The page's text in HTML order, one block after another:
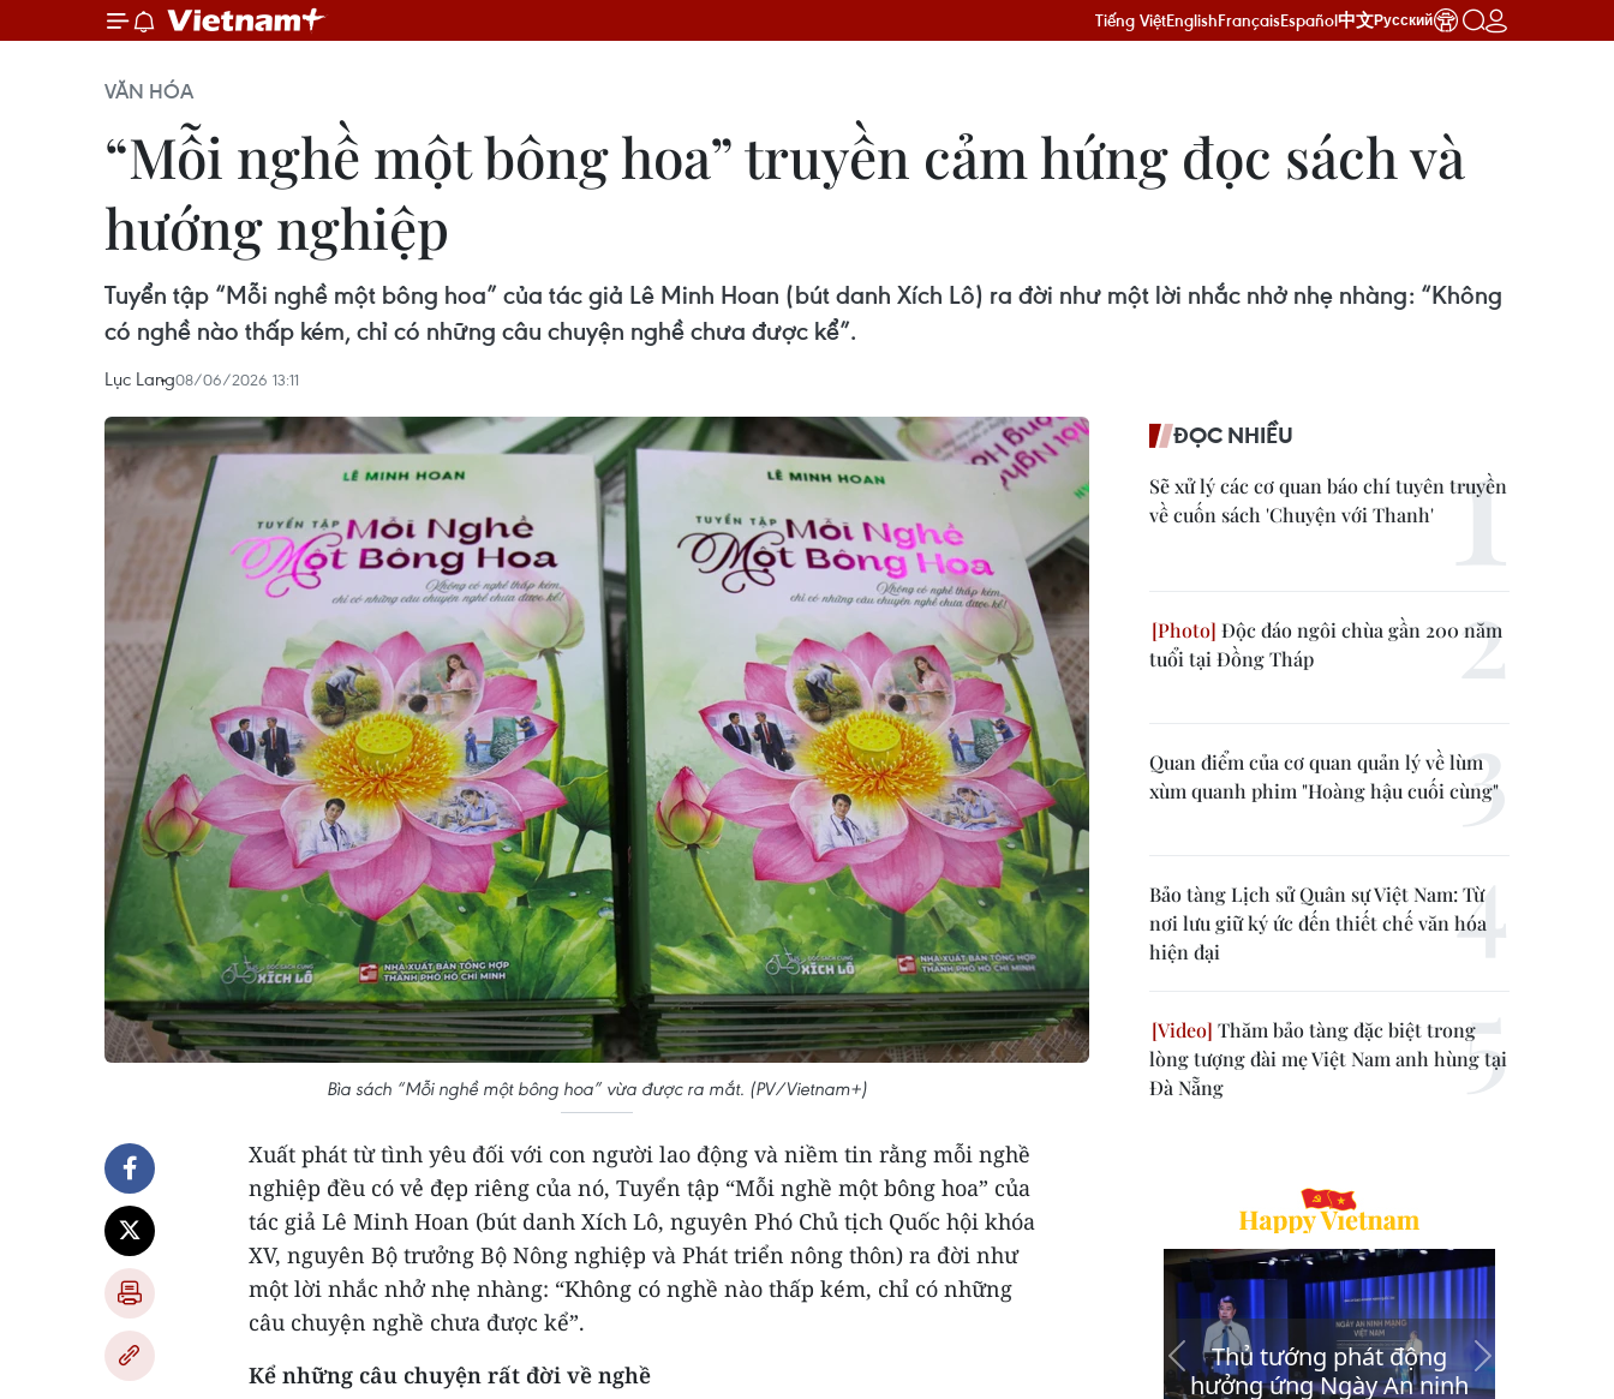
Tiếng ViệtEnglishFrançaisEspañol中文Русский
VĂN HÓA
“Mỗi nghề một bông hoa” truyền cảm hứng đọc sách và
hướng nghiệp
Tuyển tập “Mỗi nghề một bông hoa” của tác giả Lê Minh Hoan (bút danh Xích Lô) ra đời như một lời nhắc nhở nhẹ nhàng: “Không
có nghề nào thấp kém, chỉ có những câu chuyện nghề chưa được kể”.
Lục Lang08/06/2026 13:11
Bìa sách “Mỗi nghề một bông hoa” vừa được ra mắt. (PV/Vietnam+)
Xuất phát từ tình yêu đối với con người lao động và niềm tin rằng mỗi nghề
nghiệp đều có vẻ đẹp riêng của nó, Tuyển tập “Mỗi nghề một bông hoa” của
tác giả Lê Minh Hoan (bút danh Xích Lô, nguyên Phó Chủ tịch Quốc hội khóa
XV, nguyên Bộ trưởng Bộ Nông nghiệp và Phát triển nông thôn) ra đời như
một lời nhắc nhở nhẹ nhàng: “Không có nghề nào thấp kém, chỉ có những
câu chuyện nghề chưa được kể”.
Kể những câu chuyện rất đời về nghề
ĐỌC NHIỀU
Sẽ xử lý các cơ quan báo chí tuyên truyền
về cuốn sách 'Chuyện với Thanh'
Độc đáo ngôi chùa gần 200 năm
tuổi tại Đồng Tháp
Quan điểm của cơ quan quản lý về lùm
xùm quanh phim "Hoàng hậu cuối cùng"
Bảo tàng Lịch sử Quân sự Việt Nam: Từ
nơi lưu giữ ký ức đến thiết chế văn hóa
hiện đại
Thăm bảo tàng đặc biệt trong
lòng tượng đài mẹ Việt Nam anh hùng tại
Đà Nẵng